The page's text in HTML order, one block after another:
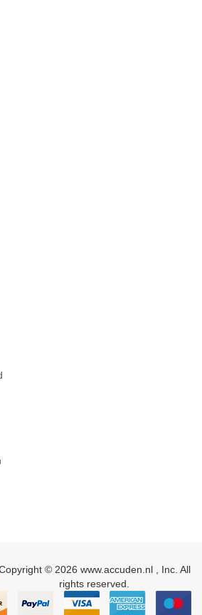
© 2026 www.accuden.nl , Inc. All
rights reserved.